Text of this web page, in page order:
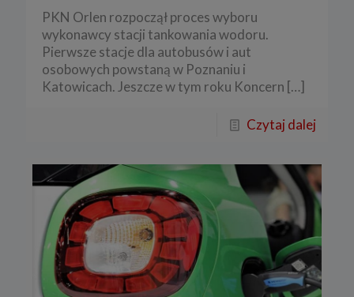
PKN Orlen rozpoczął proces wyboru
wykonawcy stacji tankowania wodoru.
Pierwsze stacje dla autobusów i aut
osobowych powstaną w Poznaniu i
Katowicach. Jeszcze w tym roku Koncern […]
Czytaj dalej